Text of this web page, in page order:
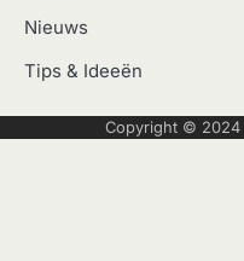
Nieuws
Tips & Ideeën
Copyright © 2024